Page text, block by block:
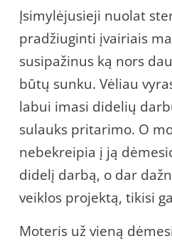
Įsimylėjusieji nuolat
pradžiuginti įvairiais
susipažinus ką nors
būtų sunku. Vėliau
labui imasi didelių
sulauks pritarimo. O
nebekreipia į ją
didelį darbą, o dar
veiklos projektą, tikisi
Moteris už vieną